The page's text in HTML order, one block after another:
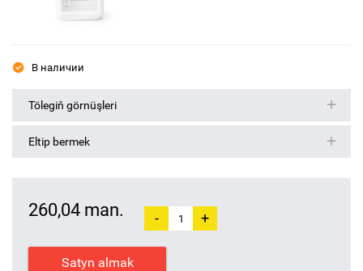
В наличии
Tölegiň görnüşleri
Eltip bermek
260,04 man. - +
Satyn almak